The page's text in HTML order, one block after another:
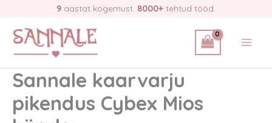
content
9 aastat kogemust. 8000+ tehtud tööd.
Sannale kaarvarju
pikendus Cybex Mios